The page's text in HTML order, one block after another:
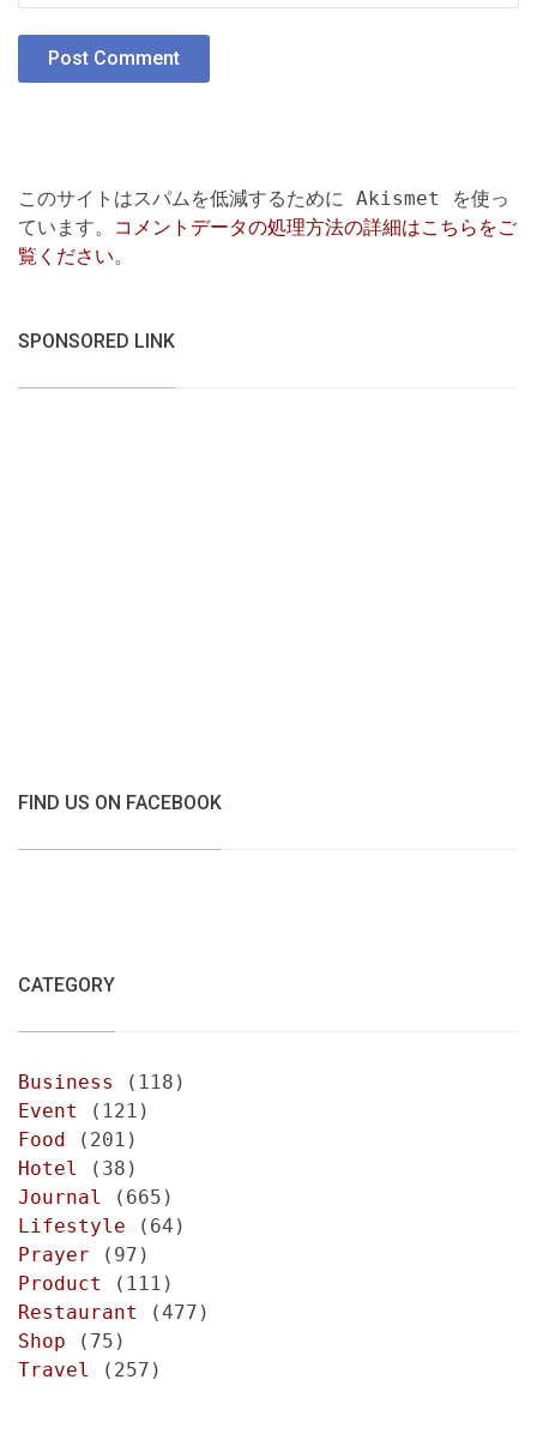
このサイトはスパムを低減するために Akismet を使っ
ています。
コメントデータの処理方法の詳細はこちらをご
覧ください。
SPONSORED LINK
FIND US ON FACEBOOK
CATEGORY
Business
(118)
Event
(121)
Food (201)
Hotel
(38)
Journal
(665)
Lifestyle (64)
Prayer (97)
Product
(111)
Restaurant
(477)
Shop (75)
Travel
(257)